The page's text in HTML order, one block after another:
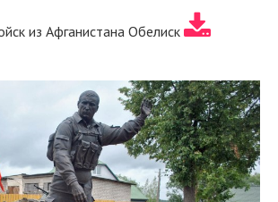
из Афганистана Обелиск